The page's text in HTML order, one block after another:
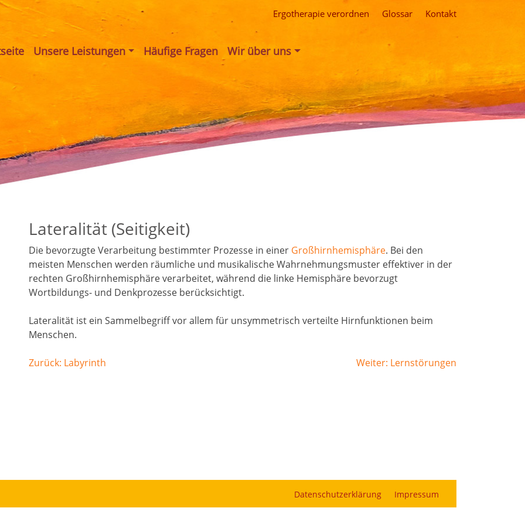
Ergotherapie verordnen Glossar Kontakt
Unsere Leistungen Häufige Fragen Wir über uns
Lateralität (Seitigkeit)
Die bevorzugte Verarbeitung bestimmter Prozesse in einer Großhirnhemisphäre. Bei den
meisten Menschen werden räumliche und musikalische Wahrnehmungsmuster effektiver in der
rechten Großhirnhemisphäre verarbeitet, während die linke Hemisphäre bevorzugt
Wortbildungs- und Denkprozesse berücksichtigt.
Lateralität ist ein Sammelbegriff vor allem für unsymmetrisch verteilte Hirnfunktionen beim
Menschen.
Beitragsnavigation
Zurück: Labyrinth Weiter: Lernstörungen
Datenschutzerklärung Impressum